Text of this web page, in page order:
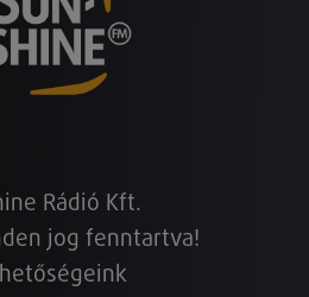
Rádió Kft.
jog fenntartva!